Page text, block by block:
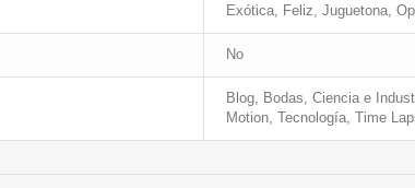
Exótica, Feliz, Juguetona,
No
Blog, Bodas, Ciencia e
Motion, Tecnología, Time